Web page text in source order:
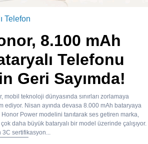
Telefon
8.100 mAh
Telefonu
Geri Sayımda!
mobil teknoloji dünyasında sınırları zorlamaya
ediyor. Nisan ayında devasa 8.000 mAh bataryaya
Power modelini tanıtarak ses getiren marka,
daha büyük bataryalı bir model üzerinde çalışıyor.
3C sertifikasyon...